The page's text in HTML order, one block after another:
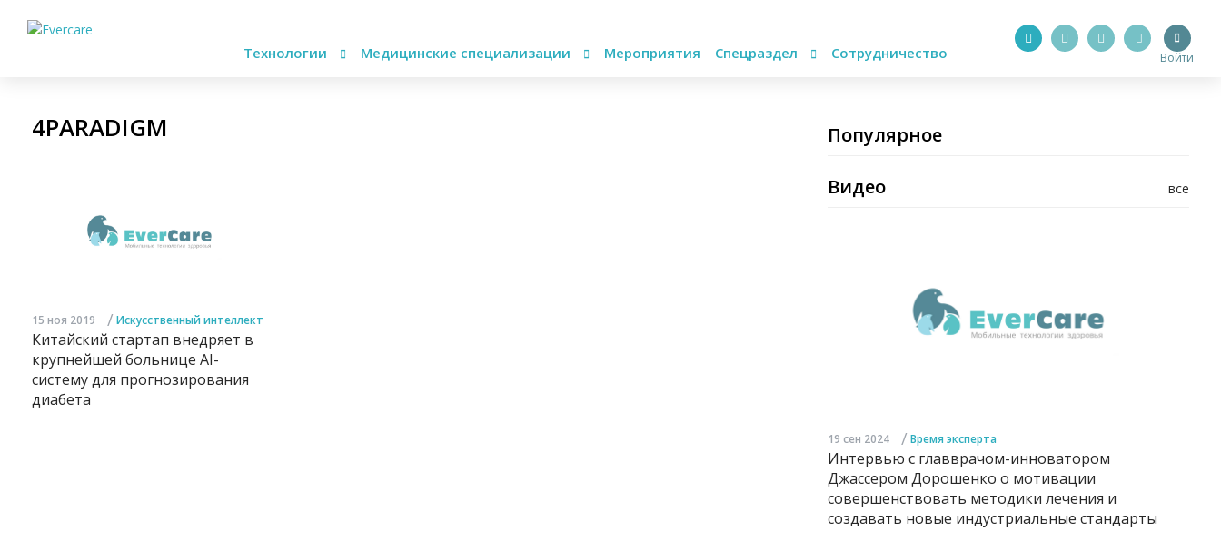
Технологии Медицинские специализации Мероприятия Спецраздел Сотрудничество Войти
4PARADIGM
15 ноя 2019 / Искусственный интеллект
Китайский стартап внедряет в
крупнейшей больнице AI-
систему для прогнозирования
диабета
Популярное
все
Видео
19 сен 2024 / Время эксперта
Интервью с главврачом-инноватором
Джассером Дорошенко о мотивации
совершенствовать методики лечения и
создавать новые индустриальные стандарты